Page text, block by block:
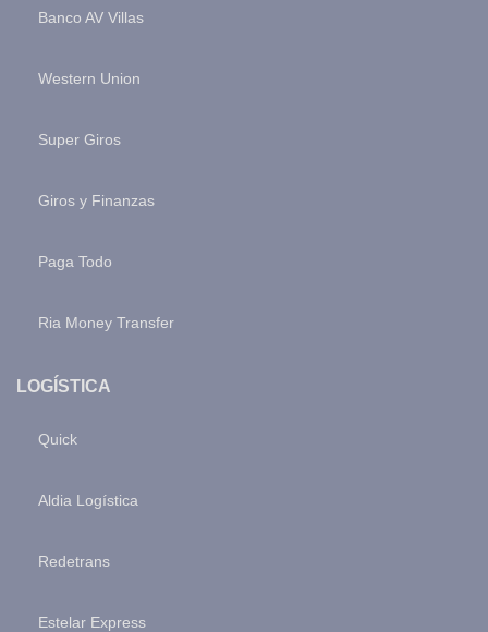
Banco AV Villas
Western Union
Super Giros
Giros y Finanzas
Paga Todo
Ria Money Transfer
LOGÍSTICA
Quick
Aldia Logística
Redetrans
Estelar Express